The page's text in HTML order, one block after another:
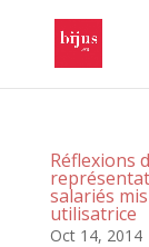
Réflexions
salariés
utilisatrice
Oct 14, 2014